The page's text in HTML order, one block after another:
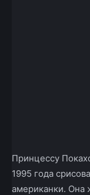
Принцессу
1995 года
американки. Она